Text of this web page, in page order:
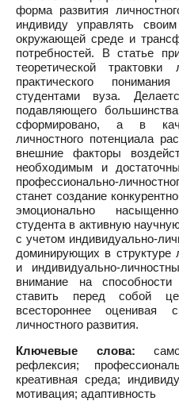
форма развития
индивиду управлять
окружающей среде и
потребностей. В статье
теоретической
практического
студентами вуза.
подавляющего
сформировано, а в
личностного потенциала
внешние факторы
необходимым и
профессионально-
станет создание
эмоционально
студента в активную
с учетом индивидуально-
доминирующих в структуре
и индивидуально-
внимание на способности
ставить перед собой
всестороннее оценивая
личностного развития.
Ключевые слова:
рефлексия;
креативная среда;
мотивация; адаптивность